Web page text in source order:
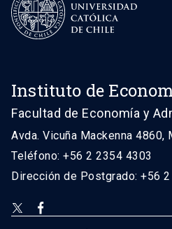
Instituto de
Facultad de Economía y
Avda. Vicuña Mackenna 4860,
Teléfono: +56 2 2354 4303
Dirección de Postgrado: +56